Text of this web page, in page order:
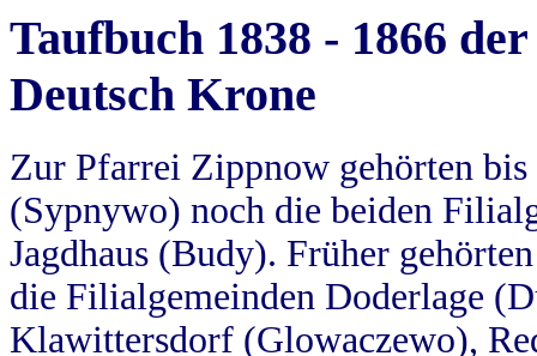
Taufbuch 1838 - 1866
Deutsch Krone
Zur Pfarrei Zippnow gehörten
(Sypnywo) noch die beiden
Jagdhaus (Budy). Früher
die Filialgemeinden Doderlage
Klawittersdorf (Glowaczewo),